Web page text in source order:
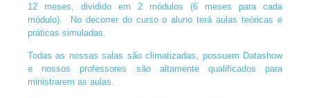
12 meses, dividido em 2 módulos (6 meses para cada
módulo). No decorrer do curso o aluno terá aulas teóricas e
práticas simuladas.
Todas as nossas salas são climatizadas, possuem Datashow
e nossos professores são altamente qualificados para
ministrarem as aulas.